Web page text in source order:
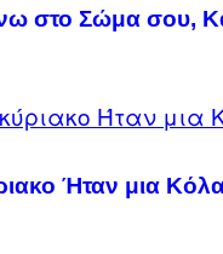
στο Σώμα σου,
Ήταν μια